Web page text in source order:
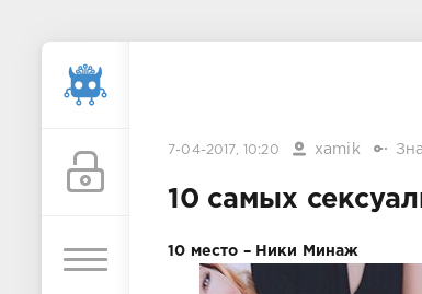
7-04-2017, 10:20 xamik
10 самых
10 место – Ники Минаж